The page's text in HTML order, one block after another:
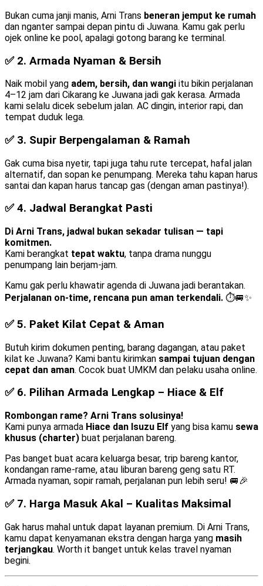
Bukan cuma janji manis, Arni Trans beneran jemput ke rumah
dan nganter sampai depan pintu di Juwana. Kamu gak perlu
ojek online ke pool, apalagi gotong barang ke terminal.
✅ 2. Armada Nyaman & Bersih
Naik mobil yang adem, bersih, dan wangi itu bikin perjalanan
4–12 jam dari Cikarang ke Juwana jadi gak kerasa. Armada
kami selalu dicek sebelum jalan. AC dingin, interior rapi, dan
tempat duduk lega.
✅ 3. Supir Berpengalaman & Ramah
Gak cuma bisa nyetir, tapi juga tahu rute tercepat, hafal jalan
alternatif, dan sopan ke penumpang. Mereka tahu kapan harus
santai dan kapan harus tancap gas (dengan aman pastinya!).
✅ 4. Jadwal Berangkat Pasti
Di Arni Trans, jadwal bukan sekadar tulisan — tapi
komitmen.
Kami berangkat tepat waktu, tanpa drama nunggu
penumpang lain berjam-jam.
Kamu gak perlu khawatir agenda di Juwana jadi berantakan.
Perjalanan on-time, rencana pun aman terkendali. ⏱️🚐✨
✅ 5. Paket Kilat Cepat & Aman
Butuh kirim dokumen penting, barang dagangan, atau paket
kilat ke Juwana? Kami bantu kirimkan sampai tujuan dengan
cepat dan aman. Cocok buat UMKM dan pelaku usaha online.
✅ 6. Pilihan Armada Lengkap – Hiace & Elf
Rombongan rame? Arni Trans solusinya!
Kami punya armada Hiace dan Isuzu Elf yang bisa kamu sewa
khusus (charter) buat perjalanan bareng.
Pas banget buat acara keluarga besar, trip bareng kantor,
kondangan rame-rame, atau liburan bareng geng satu RT.
Armada nyaman, sopir ramah, perjalanan pun lebih seru! 🚐🎉
✅ 7. Harga Masuk Akal – Kualitas Maksimal
Gak harus mahal untuk dapat layanan premium. Di Arni Trans,
kamu dapat kenyamanan ekstra dengan harga yang masih
terjangkau. Worth it banget untuk kelas travel nyaman
begini.